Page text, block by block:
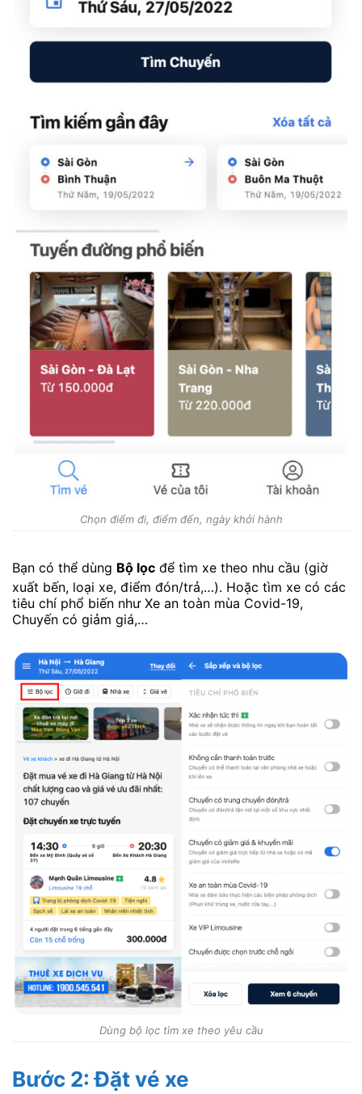
Chọn điểm đi, điểm đến, ngày khởi hành
Bạn có thể dùng Bộ lọc để tìm xe theo nhu cầu (giờ
xuất bến, loại xe, điểm đón/trả,…). Hoặc tìm xe có các
tiêu chí phổ biến như Xe an toàn mùa Covid-19,
Chuyến có giảm giá,…
Dùng bộ lọc tìm xe theo yêu cầu
Bước 2: Đặt vé xe